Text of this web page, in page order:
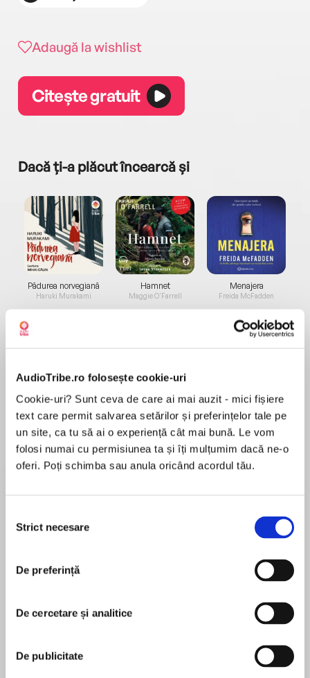
AudioTribe.ro folosește cookie-uri
Cookie-uri? Sunt ceva de care ai mai auzit - mici fișiere
text care permit salvarea setărilor și preferințelor tale pe
un site, ca tu să ai o experiență cât mai bună. Le vom
folosi numai cu permisiunea ta și îți mulțumim dacă ne-o
oferi. Poți schimba sau anula oricând acordul tău.
consimțământului
Strict necesare
De preferință
De cercetare și analitice
De publicitate
Adaugă la wishlist
Citește gratuit
Dacă ți-a plăcut încearcă și
Pădurea norvegiană
Haruki Murakami
Elita de Argint (Elita
de...
Dani Francis
Hamnet
Maggie O'Farrell
Diavolul se îmbracă de
la...
Lauren Weisberger
Menajera
Freida McFadden
Migdală
Sohn Won-pyung
Când realitatea devine suprarealistă, doar
În 1353, Giovanni Boccaccio a scris
grup de tineri și tinere care-și omorau timpul
treacă înspăimântătoarea Moarte Neagră, o
molimă ce a ucis mai bine de 25 de milioane de
MAI MULT
În acest moment nu există recenzii